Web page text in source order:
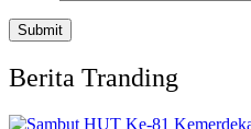
Berita Tranding